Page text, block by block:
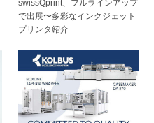
swissQprint、フルラインアップ
で出展〜多彩なインクジェット
プリンタ紹介